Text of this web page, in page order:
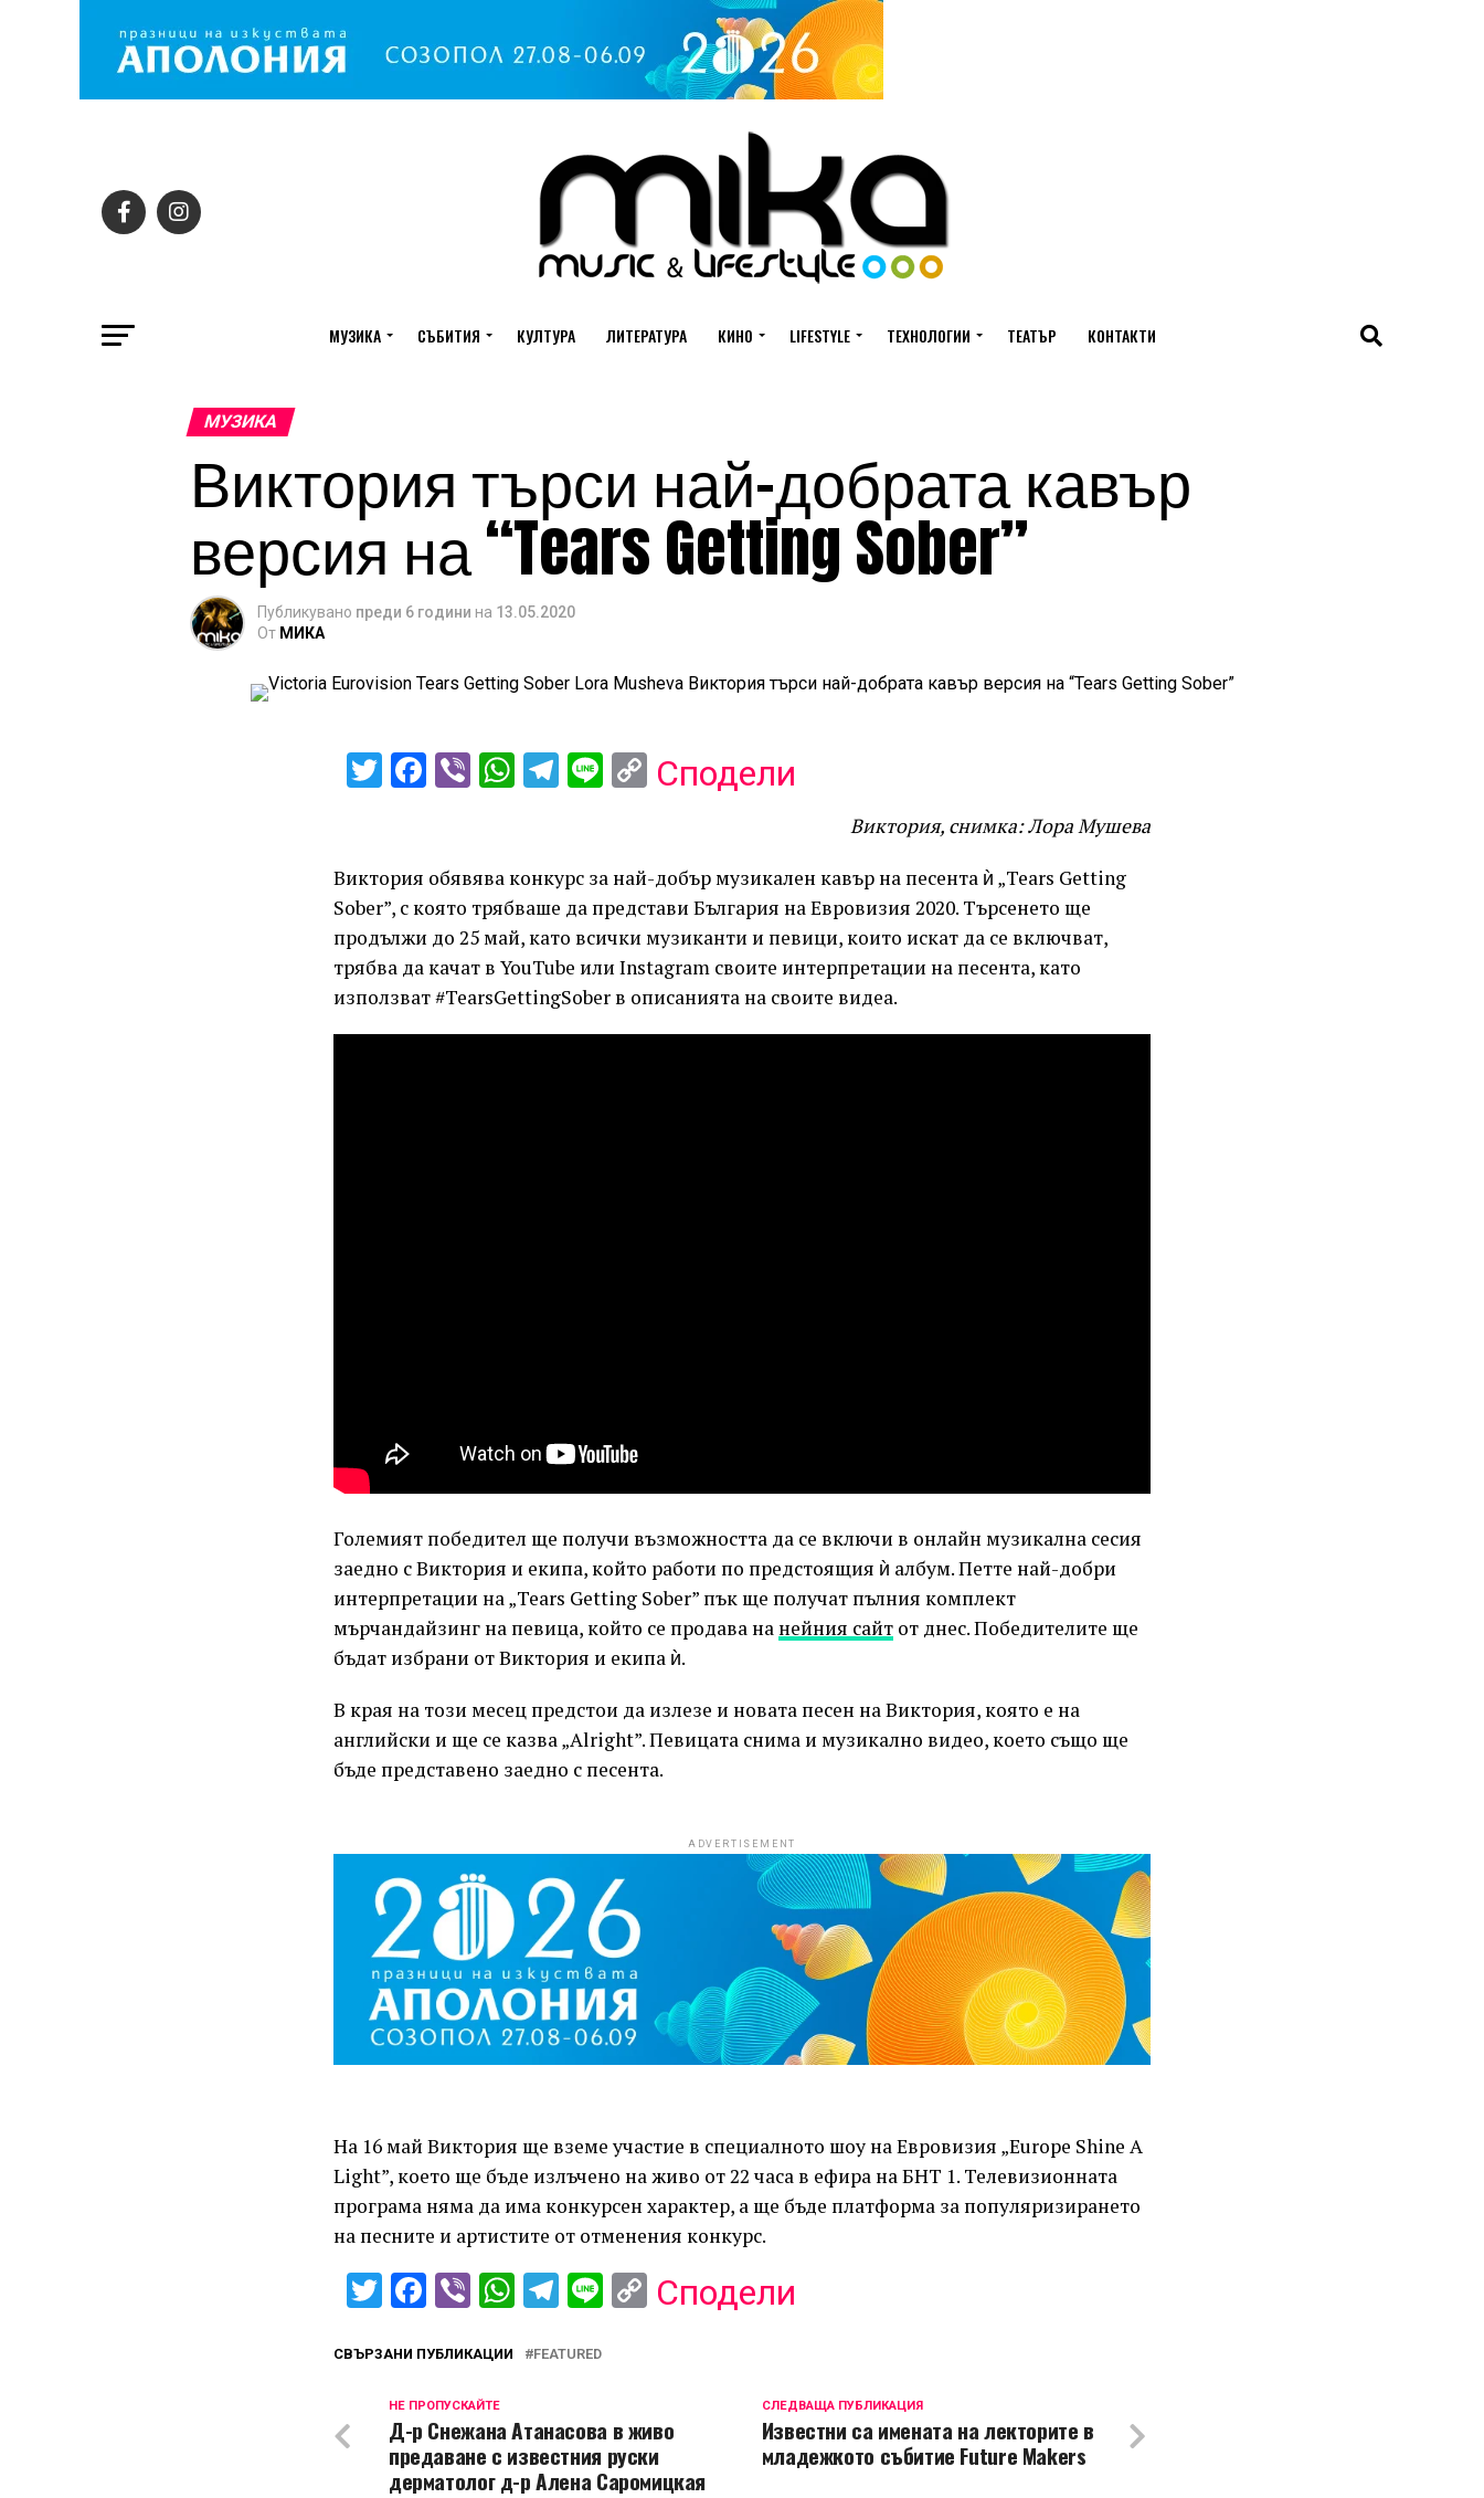
МУЗИКА СЪБИТИЯ КУЛТУРА ЛИТЕРАТУРА КИНО LIFESTYLE ТЕХНОЛОГИИ ТЕАТЪР КОНТАКТИ
МУЗИКА
Виктория търси най-добрата кавър
версия на “Tears Getting Sober”
Публикувано преди 6 години на 13.05.2020
От МИКА
Twitter
Facebook
ViberWhatsApp
Telegram
LineCopy
Сподели
Виктория, снимка: Лора Мушева
Виктория обявява конкурс за най-добър музикален кавър на песента ѝ „Tears Getting
Sober”, с която трябваше да представи България на Евровизия 2020. Търсенето ще
продължи до 25 май, като всички музиканти и певици, които искат да се включват,
трябва да качат в YouTube или Instagram своите интерпретации на песента, като
използват #TearsGettingSober в описанията на своите видеа.
Големият победител ще получи възможността да се включи в онлайн музикална сесия
заедно с Виктория и екипа, който работи по предстоящия ѝ албум. Петте най-добри
интерпретации на „Tears Getting Sober” пък ще получат пълния комплект
мърчандайзинг на певица, който се продава на нейния сайт от днес. Победителите ще
бъдат избрани от Виктория и екипа ѝ.
В края на този месец предстои да излезе и новата песен на Виктория, която е на
английски и ще се казва „Alright”. Певицата снима и музикално видео, което също ще
бъде представено заедно с песента.
ADVERTISEMENT
На 16 май Виктория ще вземе участие в специалното шоу на Евровизия „Europe Shine A
Light”, което ще бъде излъчено на живо от 22 часа в ефира на БНТ 1. Телевизионната
програма няма да има конкурсен характер, а ще бъде платформа за популяризирането
на песните и артистите от отменения конкурс.
Twitter
Facebook
ViberWhatsApp
Telegram
LineCopy
Сподели
СВЪРЗАНИ ПУБЛИКАЦИИ FEATURED
СЛЕДВАЩА ПУБЛИКАЦИЯ
Известни са имената на лекторите в
младежкото събитие Future Makers
НЕ ПРОПУСКАЙТЕ
Д-р Снежана Атанасова в живо
предаване с известния руски
дерматолог д-р Алена Саромицкая